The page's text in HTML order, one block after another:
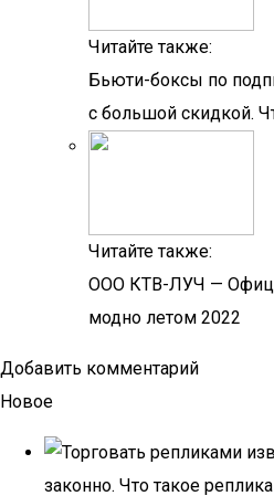
Читайте также:
Бьюти-боксы по
с большой скидкой.
Читайте также:
OOO КТВ-ЛУЧ —
модно летом 2022
Добавить комментарий
Новое